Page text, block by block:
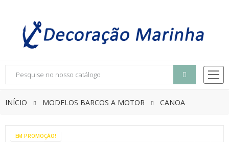
INÍCIO MODELOS BARCOS A MOTOR CANOA
EM PROMOÇÃO!